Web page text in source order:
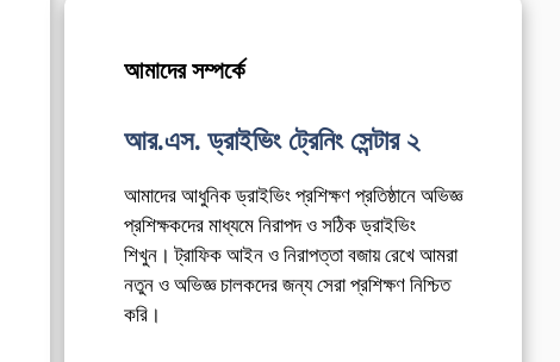
আমাদের সম্পর্কে
আর.এস. ড্রাইভিং ট্রেনিং সেন্টার ২
আমাদের আধুনিক ড্রাইভিং প্রশিক্ষণ প্রতিষ্ঠানে অভিজ্ঞ
প্রশিক্ষকদের মাধ্যমে নিরাপদ ও সঠিক ড্রাইভিং
শিখুন। ট্রাফিক আইন ও নিরাপত্তা বজায় রেখে আমরা
নতুন ও অভিজ্ঞ চালকদের জন্য সেরা প্রশিক্ষণ নিশ্চিত
করি।